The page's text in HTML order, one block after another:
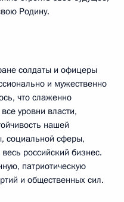
Родину.
солдаты и офицеры
и мужественно
что слаженно
уровни власти,
нашей
социальной сферы,
российский бизнес.
патриотическую
и общественных сил.